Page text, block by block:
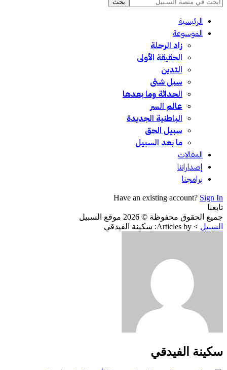
الرئيسية
الموسوعة
زاد الرحلة
الحقيقة الأولى
التدين
سبل شتى
الحداثة وما بعدها
عالم السر
الباطنية الجديدة
سبيل الحق
ما بعد السبيل
المقالات
إصداراتنا
برامجنا
Have an existing account? Sign In
تابعنا
جميع الحقوق محفوظة © 2026 موقع السبيل
السبيل > Articles by: سكينة الفيدقي
سكينة الفيدقي